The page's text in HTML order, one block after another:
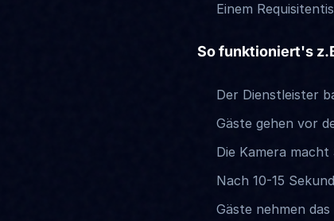
Einem
So funktioniert's
Der Dienstleister
Gäste gehen vor
Die Kamera
Nach 10-15
Gäste nehmen